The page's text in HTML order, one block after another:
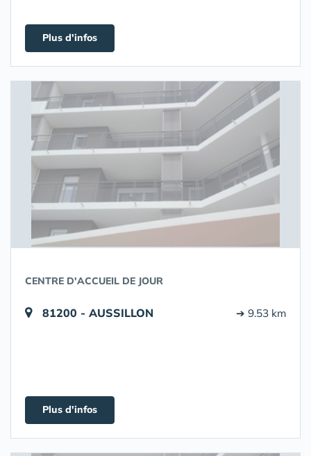
Plus d'infos
CENTRE D'ACCUEIL DE JOUR
81200 - AUSSILLON ➔ 9.53 km
Plus d'infos